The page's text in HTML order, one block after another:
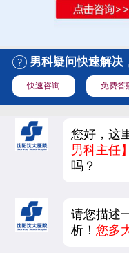
男科疑问快速解决
快速咨询 免费答
您好，这
男科主任】
吗？
请您描述
析！ 您多